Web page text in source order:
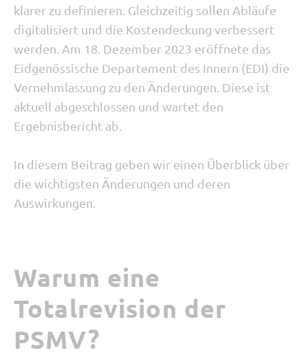
klarer zu definieren. Gleichzeitig sollen Abläufe
digitalisiert und die Kostendeckung verbessert
werden. Am 18. Dezember 2023 eröffnete das
Eidgenössische Departement des Innern (EDI) die
Vernehmlassung zu den Änderungen. Diese ist
aktuell abgeschlossen und wartet den
Ergebnisbericht ab.
In diesem Beitrag geben wir einen Überblick über
die wichtigsten Änderungen und deren
Auswirkungen.
Warum eine
Totalrevision der
PSMV?